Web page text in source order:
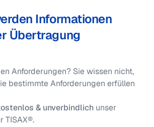
Informationen
Übertragung
Anforderungen? Sie wissen nicht,
bestimmte Anforderungen erfüllen
& unverbindlich unser
TISAX®.